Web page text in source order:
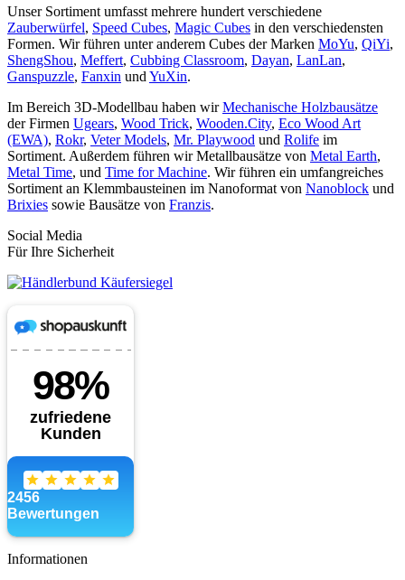
Unser Sortiment umfasst mehrere hundert verschiedene
Zauberwürfel, Speed Cubes, Magic Cubes in den verschiedensten
Formen. Wir führen unter anderem Cubes der Marken MoYu, QiYi,
ShengShou, Meffert, Cubbing Classroom, Dayan, LanLan,
Ganspuzzle, Fanxin und YuXin.
Im Bereich 3D-Modellbau haben wirMechanische Holzbausätze
der Firmen Ugears, Wood Trick, Wooden.City, Eco Wood Art
(EWA), Rokr, Veter Models, Mr. Playwood und Rolife im
Sortiment. Außerdem führen wir Metallbausätze von Metal Earth,
Metal Time, und Time for Machine. Wir führen ein umfangreiches
Sortiment an Klemmbausteinen im Nanoformat von Nanoblock und
Brixies sowie Bausätze von Franzis.
Social Media
Für Ihre Sicherheit
Informationen